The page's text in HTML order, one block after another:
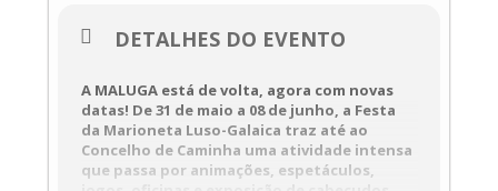
DETALHES DO EVENTO
A MALUGA está de volta, agora com novas
datas! De 31 de maio a 08 de junho, a Festa
da Marioneta Luso-Galaica traz até ao
Concelho de Caminha uma atividade intensa
que passa por animações, espetáculos,